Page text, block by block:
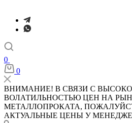
0
0
ВНИМАНИЕ! В СВЯЗИ С
ВОЛАТИЛЬНОСТЬЮ ЦЕН НА
МЕТАЛЛОПРОКАТА,
АКТУАЛЬНЫЕ ЦЕНЫ У